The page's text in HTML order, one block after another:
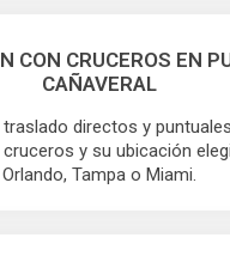
CON CRUCEROS EN
CAÑAVERAL
directos y
y su ubicación
Orlando, Tampa o Miami.